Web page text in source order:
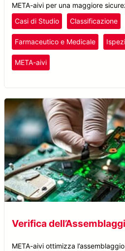
META-aivi per una maggiore
tempo risparmiato. 100% di
Casi di Studio Classificazione
Farmaceutico e Medicale
META-aivi
Verifica
META-aivi ottimizza